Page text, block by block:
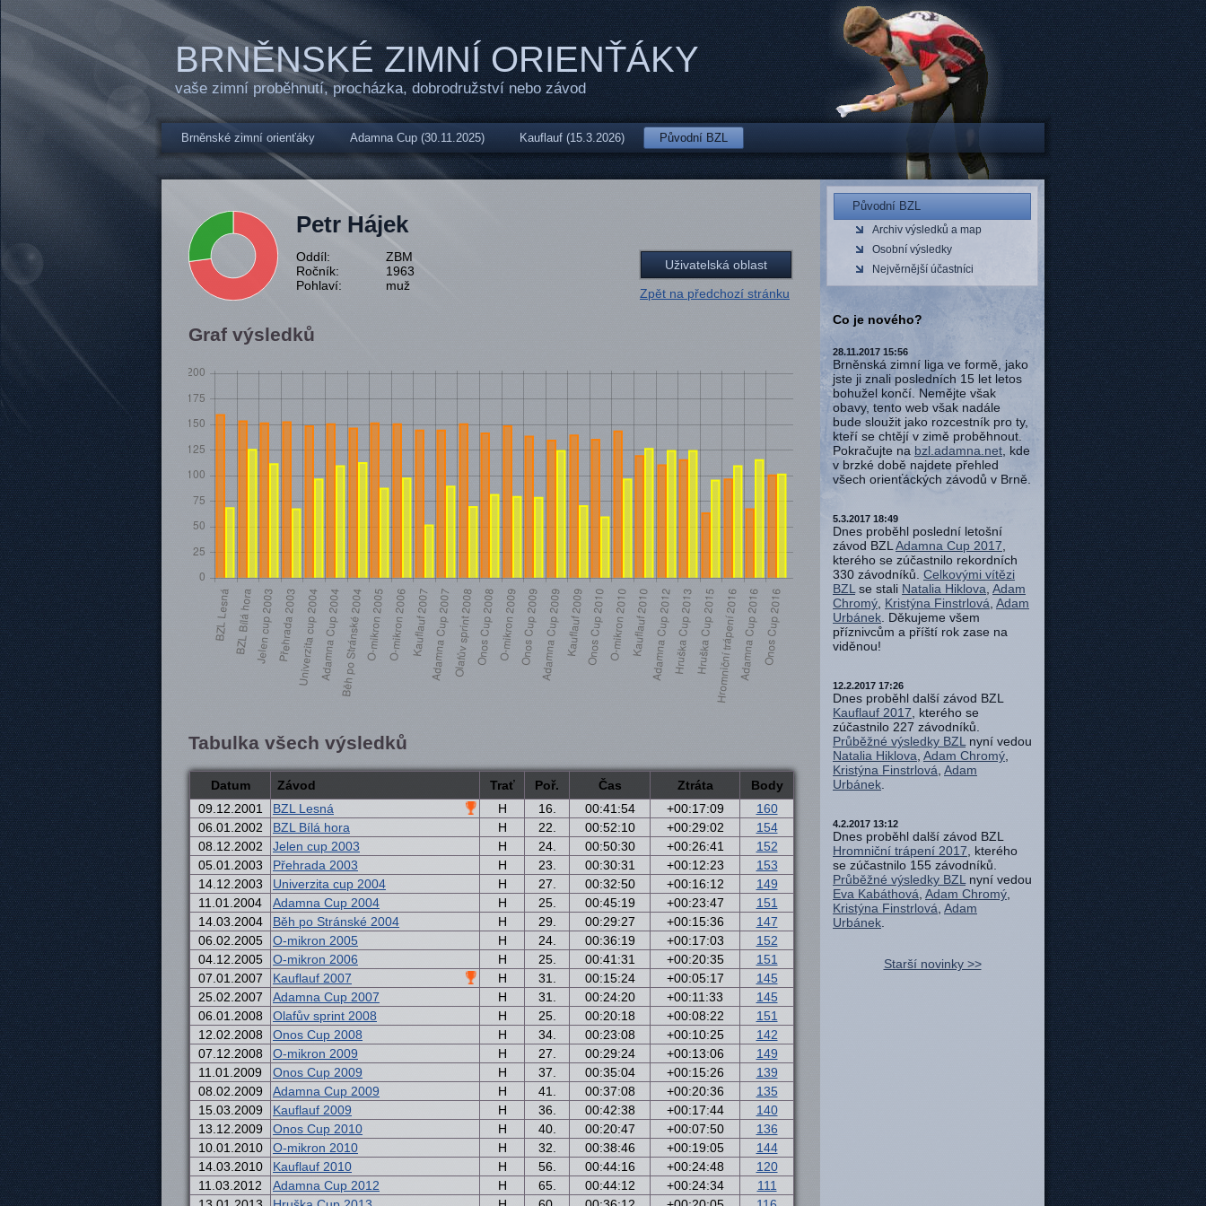
BRNĚNSKÉ ZIMNÍ ORIENŤÁKY
vaše zimní proběhnutí, procházka, dobrodružství nebo závod
Brněnské zimní orienťáky Adamna Cup (30.11.2025) Kauflauf (15.3.2026) Původní BZL
Petr Hájek
Uživatelská oblast
Zpět na předchozí stránku
Oddíl:
ZBM
Ročník:
1963
Pohlaví:
muž
Graf výsledků
Tabulka všech výsledků
Datum Závod Trať Poř. Čas Ztráta
Body
09.12.2001
BZL Lesná H 16. 00:41:54 +00:17:09
160
06.01.2002
BZL Bílá hora H 22. 00:52:10 +00:29:02
154
08.12.2002
Jelen cup 2003 H 24. 00:50:30 +00:26:41
152
05.01.2003
Přehrada 2003 H 23. 00:30:31 +00:12:23
153
14.12.2003
Univerzita cup 2004 H 27. 00:32:50 +00:16:12
149
11.01.2004
Adamna Cup 2004 H 25. 00:45:19 +00:23:47
151
14.03.2004
Běh po Stránské 2004 H 29. 00:29:27 +00:15:36
147
06.02.2005
O-mikron 2005 H 24. 00:36:19 +00:17:03
152
04.12.2005
O-mikron 2006 H 25. 00:41:31 +00:20:35
151
07.01.2007
Kauflauf 2007 H 31. 00:15:24 +00:05:17
145
25.02.2007
Adamna Cup 2007 H 31. 00:24:20 +00:11:33
145
06.01.2008
Olafův sprint 2008 H 25. 00:20:18 +00:08:22
151
12.02.2008
Onos Cup 2008 H 34. 00:23:08 +00:10:25
142
07.12.2008
O-mikron 2009 H 27. 00:29:24 +00:13:06
149
11.01.2009
Onos Cup 2009 H 37. 00:35:04 +00:15:26
139
08.02.2009
Adamna Cup 2009 H 41. 00:37:08 +00:20:36
135
15.03.2009
Kauflauf 2009 H 36. 00:42:38 +00:17:44
140
13.12.2009
Onos Cup 2010 H 40. 00:20:47 +00:07:50
136
10.01.2010
O-mikron 2010 H 32. 00:38:46 +00:19:05
144
14.03.2010
Kauflauf 2010 H 56. 00:44:16 +00:24:48
120
11.03.2012
Adamna Cup 2012 H 65. 00:44:12 +00:24:34
111
Původní BZL
Archiv výsledků a map
Osobní výsledky
Nejvěrnější účastníci
Co je nového?
28.11.2017 15:56
Brněnská zimní liga ve formě, jako
jste ji znali posledních 15 let letos
bohužel končí. Nemějte však
obavy, tento web však nadále
bude sloužit jako rozcestník pro ty,
kteří se chtějí v zimě proběhnout.
Pokračujte na bzl.adamna.net , kde
v brzké době najdete přehled
všech orienťáckých závodů v Brně.
5.3.2017 18:49
Dnes proběhl poslední letošní
závod BZL Adamna Cup 2017
kterého se zúčastnilo rekordních
330 závodníků. Celkovými vítězi
BZL se stali Natalia Hiklova Adam
Chromý Kristýna Finstrlová Adam
Urbánek . Děkujeme všem
příznivcům a příští rok zase na
viděnou!
12.2.2017 17:26
Dnes proběhl další závod BZL
Kauflauf 2017 , kterého se
zúčastnilo 227 závodníků.
Průběžné výsledky BZL nyní vedou
Natalia Hiklova Adam Chromý
Kristýna Finstrlová Adam
Urbánek
4.2.2017 13:12
Dnes proběhl další závod BZL
Hromniční trápení 2017 , kterého
se zúčastnilo 155 závodníků.
Průběžné výsledky BZL nyní vedou
Eva Kabáthová Adam Chromý
Kristýna Finstrlová Adam
Urbánek
Starší novinky >>